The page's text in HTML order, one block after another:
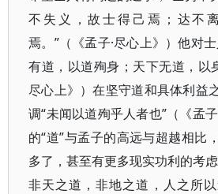
不失义，故士得己焉；达不
焉。”（《孟子·尽心上》）他对
有道，以道殉身；天下无道，以
尽心上》）在坚守道和具体利益
调“未闻以道殉乎人者也”（《孟
的“道”与孟子的高远与超越相比
多了，甚至有更多现实功利的考
非天之道，非地之道，人之所